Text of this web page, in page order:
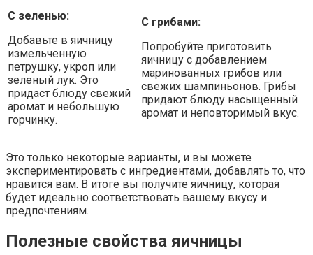
С зеленью:
Добавьте в яичницу
измельченную
петрушку, укроп или
зеленый лук. Это
придаст блюду свежий
аромат и небольшую
горчинку.
С грибами:
Попробуйте приготовить
яичницу с добавлением
маринованных грибов или
свежих шампиньонов. Грибы
придают блюду насыщенный
аромат и неповторимый вкус.
Это только некоторые варианты, и вы можете
экспериментировать с ингредиентами, добавлять то, что
нравится вам. В итоге вы получите яичницу, которая
будет идеально соответствовать вашему вкусу и
предпочтениям.
Полезные свойства яичницы